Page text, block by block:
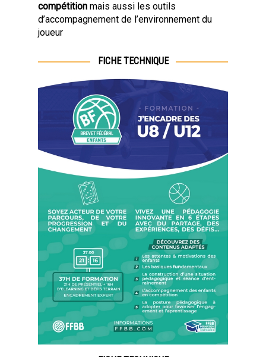
compétition mais aussi les outils
d’accompagnement de l’environnement du
joueur
FICHE TECHNIQUE